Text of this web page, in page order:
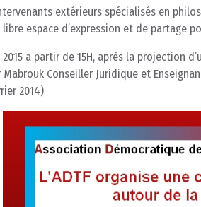
extérieurs spécialisés en
espace d’expression et de partage
a partir de 15H, après la projection
Mabrouk Conseiller Juridique et
2014)